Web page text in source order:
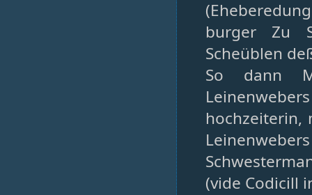
burger Zu
Scheüblen
So dann
hochzeiterin,
(vide Codicill